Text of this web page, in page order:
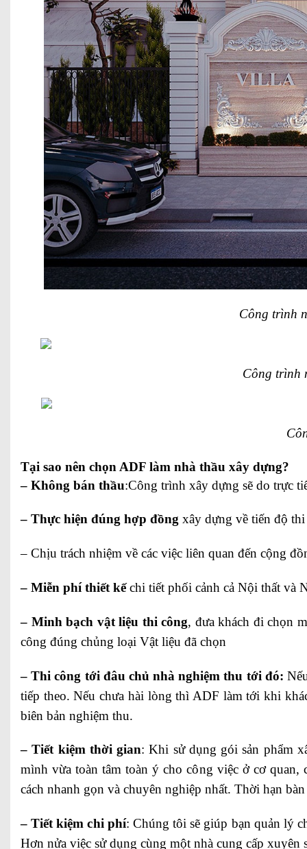
Công trình
Công trình
Tại sao nên chọn ADF làm nhà thầu xây dựng?
– Không bán thầu:Công trình xây dựng sẽ do trực
– Thực hiện đúng hợp đồng xây dựng về tiến độ
– Chịu trách nhiệm về các việc liên quan đến cộng
– Miễn phí thiết kếchi tiết phối cảnh cả Nội thất và
– Minh bạch vật liệu thi công, đưa khách đi chọn
công đúng chủng loại Vật liệu đã chọn
– Thi công tới đâu chủ nhà nghiệm thu tới đó:
tiếp theo. Nếu chưa hài lòng thì ADF làm tới khi
biên bản nghiệm thu.
– Tiết kiệm thời gian: Khi sử dụng gói sản phẩm
mình vừa toàn tâm toàn ý cho công việc ở cơ
cách nhanh gọn và chuyên nghiệp nhất. Thời hạn
– Tiết kiệm chi phí: Chúng tôi sẽ giúp bạn quản lý
Hơn nửa việc sử dụng cùng một nhà cung cấp